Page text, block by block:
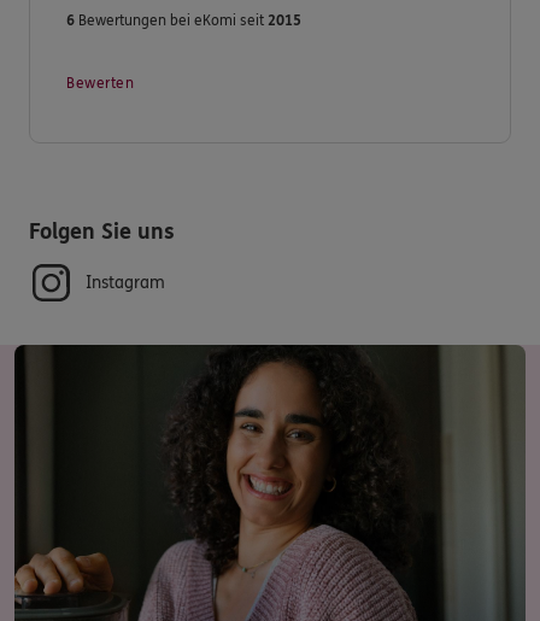
6 Bewertungen bei eKomi seit 2015
Bewerten
Folgen Sie uns
Instagram